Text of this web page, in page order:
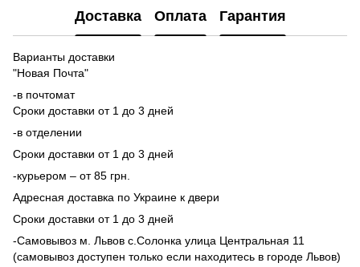
Доставка Оплата Гарантия
Варианты доставки
"Новая Почта"
-в почтомат
Сроки доставки от 1 до 3 дней
-в отделении
Сроки доставки от 1 до 3 дней
-курьером – от 85 грн.
Адресная доставка по Украине к двери
Сроки доставки от 1 до 3 дней
-Самовывоз м. Львов с.Солонка улица Центральная 11
(самовывоз доступен только если находитесь в городе Львов)